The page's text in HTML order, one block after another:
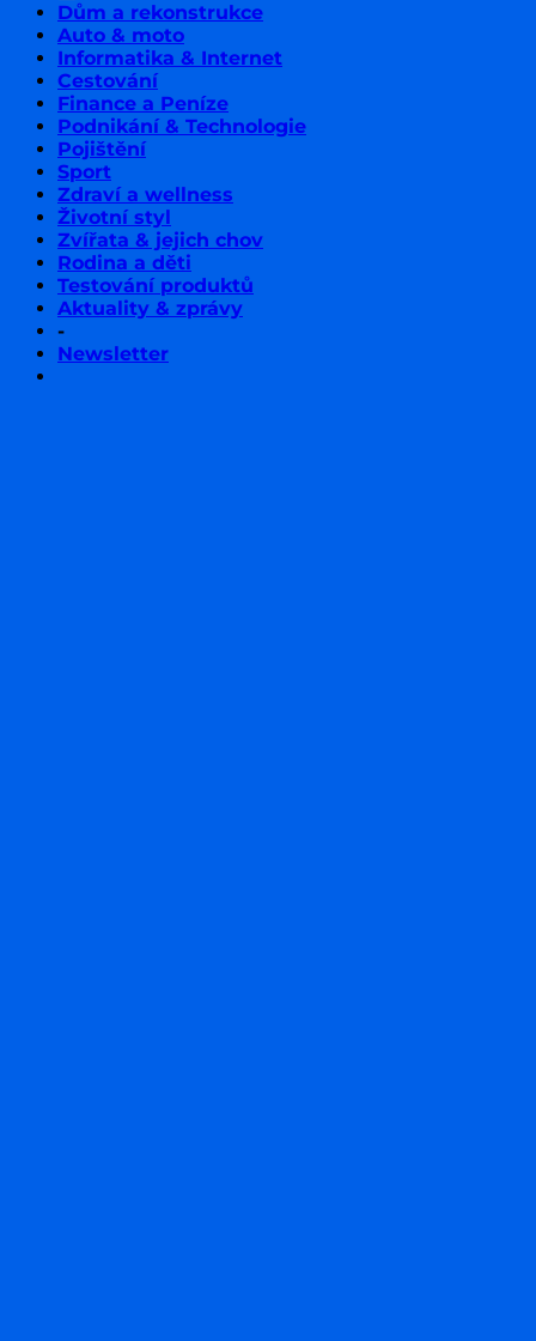
Dům a rekonstrukce
Auto & moto
Informatika & Internet
Cestování
Finance a Peníze
Podnikání & Technologie
Pojištění
Sport
Zdraví a wellness
Životní styl
Zvířata & jejich chov
Rodina a děti
Testování produktů
Aktuality & zprávy
-
Newsletter